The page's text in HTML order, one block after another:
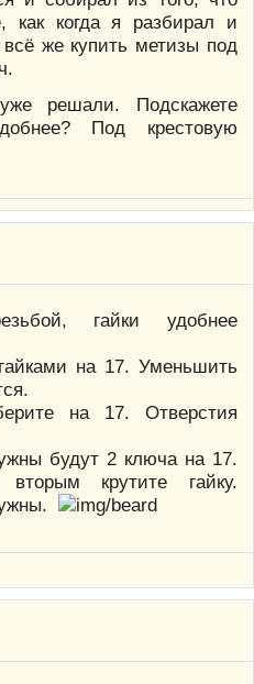
когда я разбирал и
же купить метизы под
решали. Подскажете
Под крестовую
гайки удобнее
на 17. Уменьшить
на 17. Отверстия
будут 2 ключа на 17.
крутите гайку.